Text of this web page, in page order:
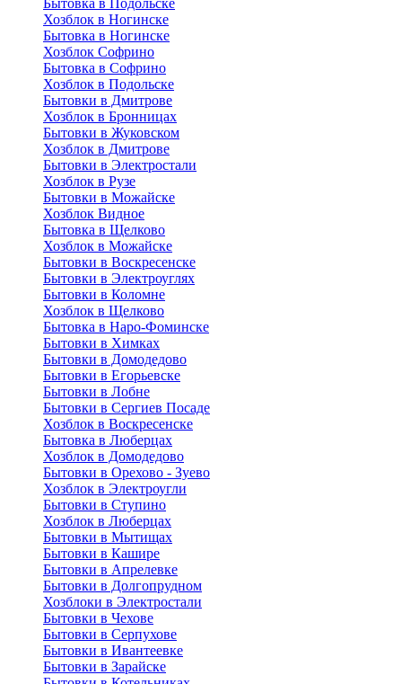
Бытовка в Подольске
Хозблок в Ногинске
Бытовка в Ногинске
Хозблок Софрино
Бытовка в Софрино
Хозблок в Подольске
Бытовки в Дмитрове
Хозблок в Бронницах
Бытовки в Жуковском
Хозблок в Дмитрове
Бытовки в Электростали
Хозблок в Рузе
Бытовки в Можайске
Хозблок Видное
Бытовкa в Щелково
Хозблок в Можайске
Бытовки в Воскресенске
Бытовки в Электроуглях
Бытовки в Коломне
Хозблок в Щелково
Бытовка в Наро-Фоминске
Бытовки в Химках
Бытовки в Домодедово
Бытовки в Егорьевске
Бытовки в Лобне
Бытовки в Сергиев Посаде
Хозблок в Воскресенске
Бытовка в Люберцах
Хозблок в Домодедово
Бытовки в Орехово - Зуево
Хозблок в Электроугли
Бытовки в Ступино
Хозблок в Люберцах
Бытовки в Мытищах
Бытовки в Кашире
Бытовки в Апрелевке
Бытовки в Долгопрудном
Хозблоки в Электростали
Бытовки в Чехове
Бытовки в Серпухове
Бытовки в Ивантеевке
Бытовки в Зарайске